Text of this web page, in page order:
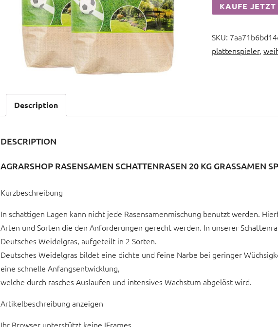
KAUFE JETZT
SKU:
plattenspieler,
Description
DESCRIPTION
AGRARSHOP RASENSAMEN SCHATTENRASEN 20 KG GRASSAMEN
Kurzbeschreibung
In schattigen Lagen kann nicht jede Rasensamenmischung benutzt werden.
Arten und Sorten die den Anforderungen gerecht werden. In unserer
Deutsches Weidelgras, aufgeteilt in 2 Sorten.
Deutsches Weidelgras bildet eine dichte und feine Narbe bei geringer
eine schnelle Anfangsentwicklung,
welche durch rasches Auslaufen und intensives Wachstum abgelöst wird.
Artikelbeschreibung anzeigen
Ihr Browser unterstützt keine IFrames.